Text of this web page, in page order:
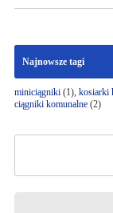
Najnowsze tagi
miniciągniki(1), kosiarki
ciągniki komunalne(2)